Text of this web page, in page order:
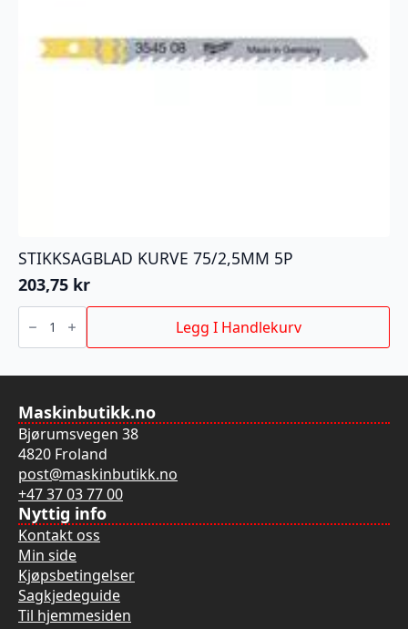
STIKKSAGBLAD KURVE 75/2,5MM 5P
203,75 kr
STIKKSAGBLAD
KURVE
75/2,5MM
5P
Legg I Handlekurv
Maskinbutikk.no
Bjørumsvegen 38
4820 Froland
post@maskinbutikk.no
+47 37 03 77 00
Nyttig info
Kontakt oss
Min side
Kjøpsbetingelser
Sagkjedeguide
Til hjemmesiden